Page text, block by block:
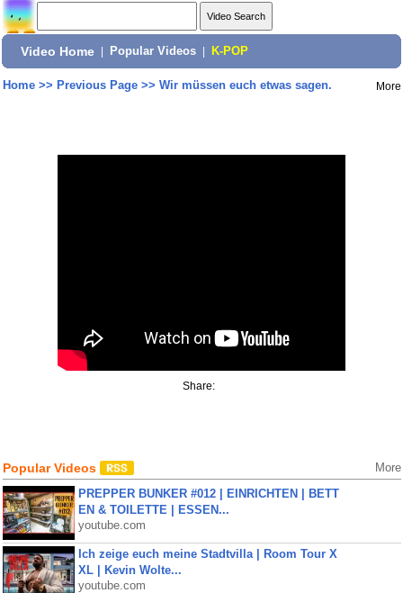
Video Home Popular Videos K-POP
Home>> Previous Page>> Wir müssen euch etwas sagen. More
Share:
Popular Videos More
PREPPER BUNKER #012 | EINRICHTEN | BETT
EN & TOILETTE | ESSEN...
youtube.com
Ich zeige euch meine Stadtvilla | Room Tour X
XL | Kevin Wolte...
youtube.com